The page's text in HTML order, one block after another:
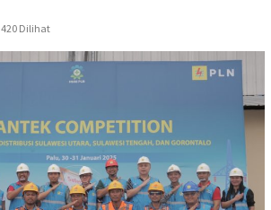
420 Dilihat